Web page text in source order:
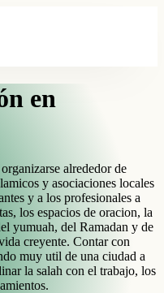
en
alrededor de
y asociaciones locales
y a los profesionales a
los espacios de oracion, la
yumuah, del Ramadan y de
creyente. Contar con
muy util de una ciudad a
la salah con el trabajo, los